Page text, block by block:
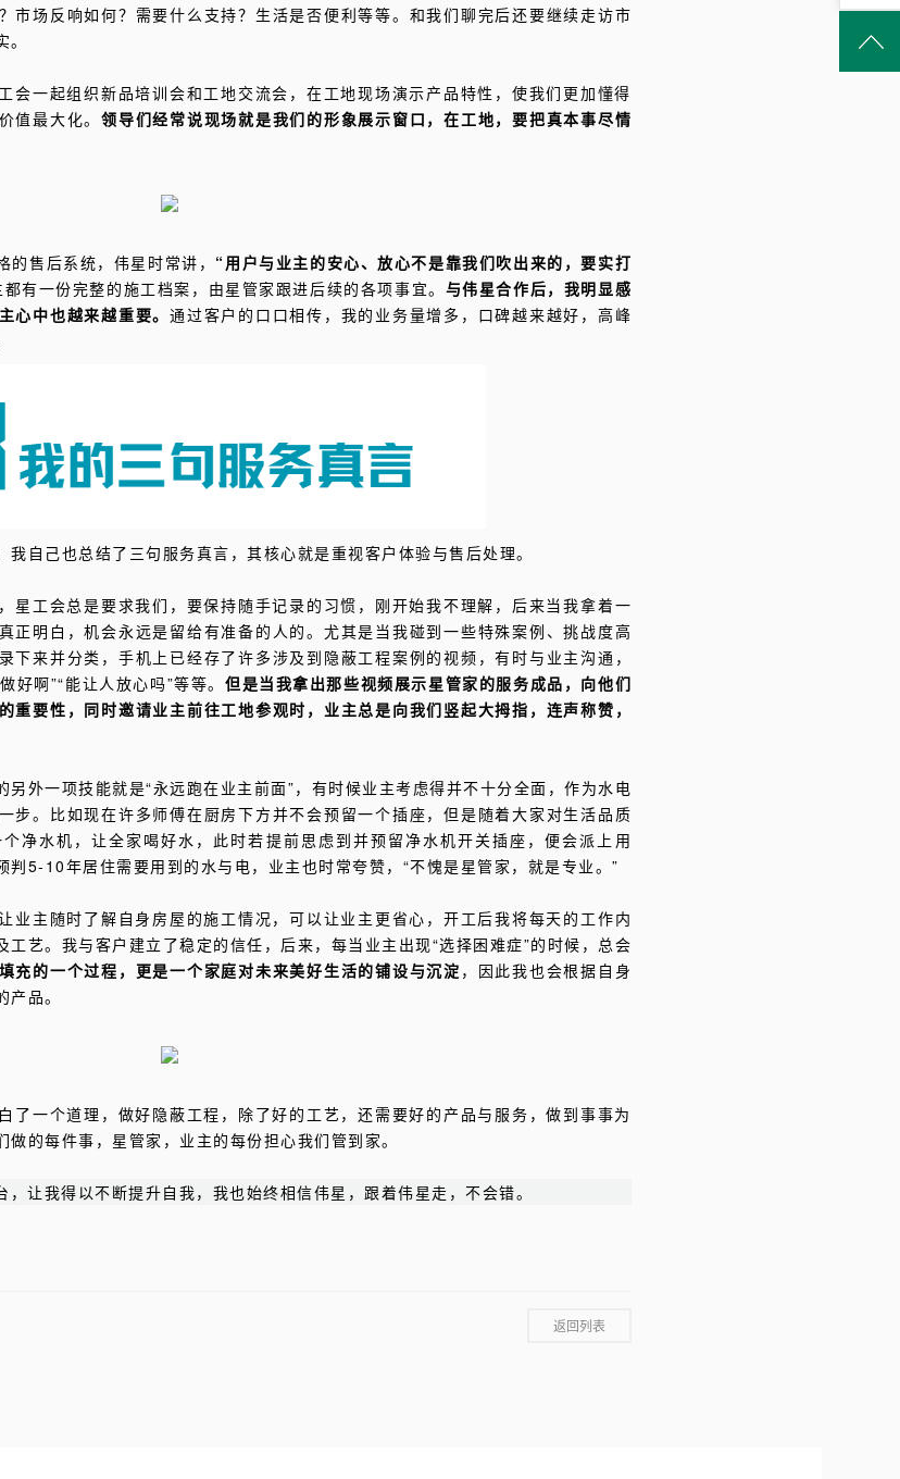
市场反响如何？需要什么支持？生活是否便利等等。和我们聊完后还要继续走访市
会一起组织新品培训会和工地交流会，在工地现场演示产品特性，使我们更加懂得
值最大化。领导们经常说现场就是我们的形象展示窗口，在工地，要把真本事尽情
售后系统，伟星时常讲， “用户与业主的安心、放心不是靠我们吹出来的，要实打
有一份完整的施工档案，由星管家跟进后续的各项事宜。 与伟星合作后，我明显感
心中也越来越重要。通过客户的口口相传，我的业务量增多，口碑越来越好，高峰
自己也总结了三句服务真言，其核心就是重视客户体验与售后处理。
星工会总是要求我们，要保持随手记录的习惯，刚开始我不理解，后来当我拿着一
正明白，机会永远是留给有准备的人的。尤其是当我碰到一些特殊案例、挑战度高
下来并分类，手机上已经存了许多涉及到隐蔽工程案例的视频，有时与业主沟通，
好啊”“能让人放心吗”等等。 但是当我拿出那些视频展示星管家的服务成品，向他们
重要性，同时邀请业主前往工地参观时，业主总是向我们竖起大拇指，连声称赞，
另外一项技能就是“永远跑在业主前面”，有时候业主考虑得并不十分全面，作为水电
步。比如现在许多师傅在厨房下方并不会预留一个插座，但是随着大家对生活品质
净水机，让全家喝好水，此时若提前思虑到并预留净水机开关插座，便会派上用
5-10年居住需要用到的水与电，业主也时常夸赞，“不愧是星管家，就是专业。”
业主随时了解自身房屋的施工情况，可以让业主更省心，开工后我将每天的工作内
艺。我与客户建立了稳定的信任，后来，每当业主出现“选择困难症”的时候，总会
充的一个过程，更是一个家庭对未来美好生活的铺设与沉淀 ，因此我也会根据自身
品。
了一个道理，做好隐蔽工程，除了好的工艺，还需要好的产品与服务，做到事事为
的每件事，星管家，业主的每份担心我们管到家。
让我得以不断提升自我，我也始终相信伟星，跟着伟星走，不会错。
返回列表